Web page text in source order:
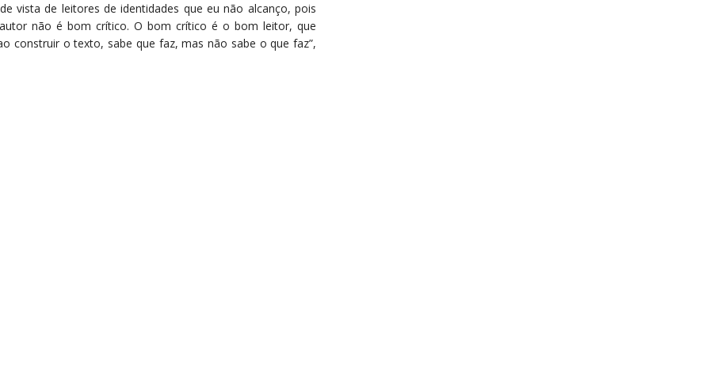
vista de leitores de identidades que eu não alcanço, pois
não é bom crítico. O bom crítico é o bom leitor, que
construir o texto, sabe que faz, mas não sabe o que faz”,